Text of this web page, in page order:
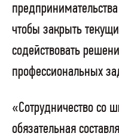
чтобы закрыть
содействовать
профессиональных
«Сотрудничество со
обязательная